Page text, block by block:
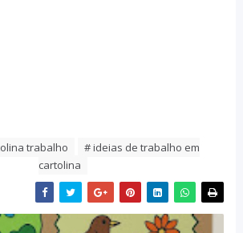
trabalho
# ideias de trabalho em
cartolina